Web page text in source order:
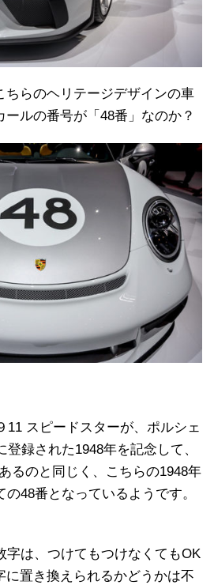
ちらのヘリテージデザインの車
ルの番号が「48番」なのか？
11 スピードスターが、ポルシェ
録された1948年を記念して、
るのと同じく、こちらの1948年
48番となっているようです。
字は、つけてもつけなくてもOK
に置き換えられるかどうかは不